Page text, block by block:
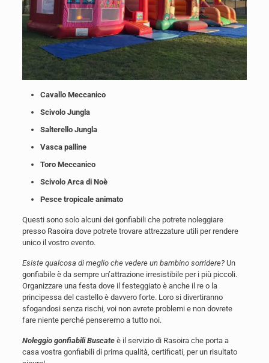
Cavallo Meccanico
Scivolo Jungla
Salterello Jungla
Vasca palline
Toro Meccanico
Scivolo Arca di Noè
Pesce tropicale animato
Questi sono solo alcuni dei gonfiabili che potrete noleggiare
presso Rasoira dove potrete trovare attrezzature utili per rendere
unico il vostro evento.
Esiste qualcosa di meglio che vedere un bambino sorridere?Un
gonfiabile è da sempre un’attrazione irresistibile per i più piccoli.
Organizzare una festa dove il festeggiato è anche il re o la
principessa del castello è davvero forte. Loro si divertiranno
sfogandosi senza rischi, voi non avrete problemi e non dovrete
fare niente perché penseremo a tutto noi.
Noleggio gonfiabili Buscateè il servizio di Rasoira che porta a
casa vostra gonfiabili di prima qualità, certificati, per un risultato